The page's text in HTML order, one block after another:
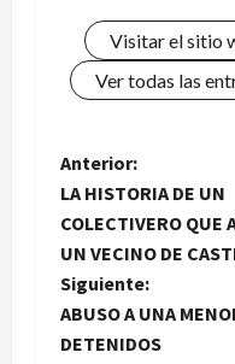
Visitar el sitio
Ver todas las
N
a
v
e
Anterior:
LA HISTORIA DE UN
COLECTIVERO QUE
UN VECINO DE
Siguiente:
ABUSO A UNA
DETENIDOS